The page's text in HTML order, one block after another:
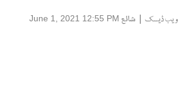
ویب ڈیسک | شائع June 1, 2021 12:55 PM